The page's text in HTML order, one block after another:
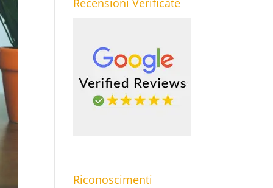
Recensioni Verificate
Riconoscimenti